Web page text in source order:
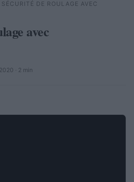
SÉCURITÉ DE ROULAGE AVEC
avec
· 2 min